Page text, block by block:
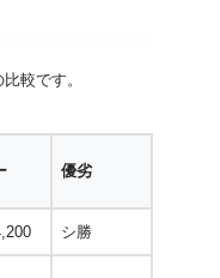
較です。
優劣
シ勝